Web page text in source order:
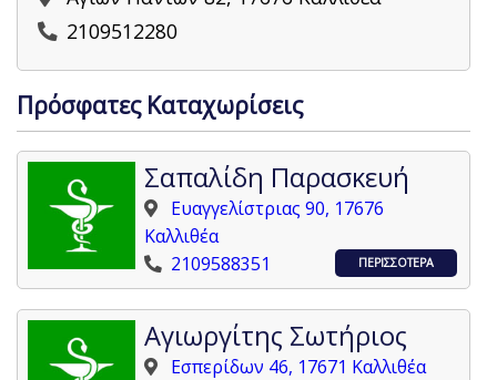
2109512280
Πρόσφατες Καταχωρίσεις
Σαπαλίδη Παρασκευή
Ευαγγελίστριας 90, 17676
Καλλιθέα
2109588351
ΠΕΡΙΣΣΟΤΕΡΑ
Αγιωργίτης Σωτήριος
Εσπερίδων 46, 17671 Καλλιθέα